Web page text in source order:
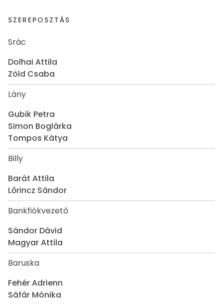
SZEREPOSZTÁS
Srác
Dolhai Attila
Zöld Csaba
Lány
Gubik Petra
Simon Boglárka
Tompos Kátya
Billy
Barát Attila
Lőrincz Sándor
Bankfiókvezető
Sándor Dávid
Magyar Attila
Baruska
Fehér Adrienn
Sáfár Mónika